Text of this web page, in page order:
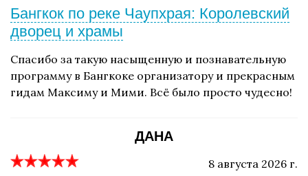
Бангкок по реке Чаупхрая: Королевский
дворец и храмы
Спасибо за такую насыщенную и познавательную
программу в Бангкоке организатору и прекрасным
гидам Максиму и Мими. Всё было просто чудесно!
ДАНА
8 августа 2026 г.